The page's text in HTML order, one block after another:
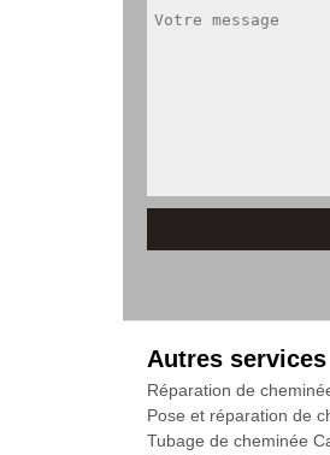
Autres services
Réparation de
Pose et réparation de
Tubage de cheminée